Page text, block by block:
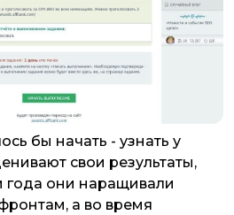
бы начать - узнать у
свои результаты,
года они наращивали
а во время